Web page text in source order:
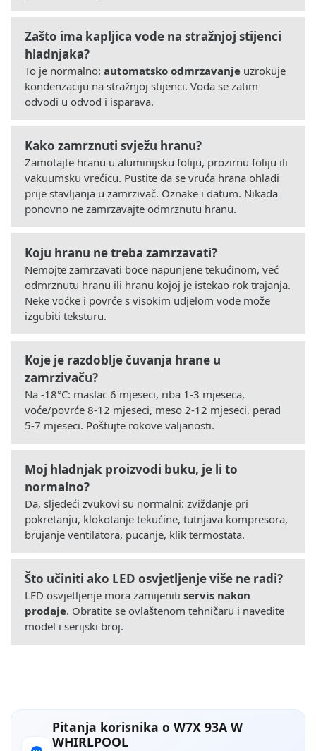
Zašto ima kapljica vode na stražnjoj stijenci
hladnjaka?
To je normalno: automatsko odmrzavanje uzrokuje
kondenzaciju na stražnjoj stijenci. Voda se zatim
odvodi u odvod i isparava.
Kako zamrznuti svježu hranu?
Zamotajte hranu u aluminijsku foliju, prozirnu foliju ili
vakuumsku vrećicu. Pustite da se vruća hrana ohladi
prije stavljanja u zamrzivač. Oznake i datum. Nikada
ponovno ne zamrzavajte odmrznutu hranu.
Koju hranu ne treba zamrzavati?
Nemojte zamrzavati boce napunjene tekućinom, već
odmrznutu hranu ili hranu kojoj je istekao rok trajanja.
Neke voćke i povrće s visokim udjelom vode može
izgubiti teksturu.
Koje je razdoblje čuvanja hrane u
zamrzivaču?
Na -18°C: maslac 6 mjeseci, riba 1-3 mjeseca,
voće/povrće 8-12 mjeseci, meso 2-12 mjeseci, perad
5-7 mjeseci. Poštujte rokove valjanosti.
Moj hladnjak proizvodi buku, je li to
normalno?
Da, sljedeći zvukovi su normalni: zviždanje pri
pokretanju, klokotanje tekućine, tutnjava kompresora,
brujanje ventilatora, pucanje, klik termostata.
Što učiniti ako LED osvjetljenje više ne radi?
LED osvjetljenje mora zamijeniti servis nakon
prodaje. Obratite se ovlaštenom tehničaru i navedite
model i serijski broj.
Pitanja korisnika o W7X 93A W
WHIRLPOOL